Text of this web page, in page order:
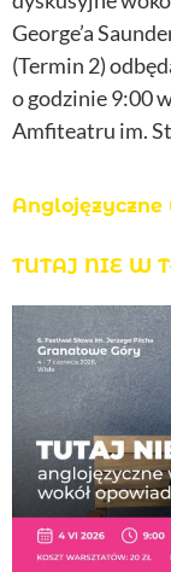
George’a
(Termin 2)
o godzinie 9:00
Amfiteatru im.
TUTAJ NIE W